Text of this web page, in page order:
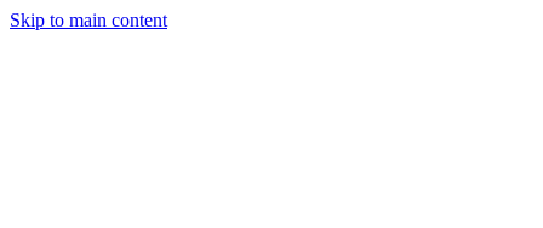
Skip to main content